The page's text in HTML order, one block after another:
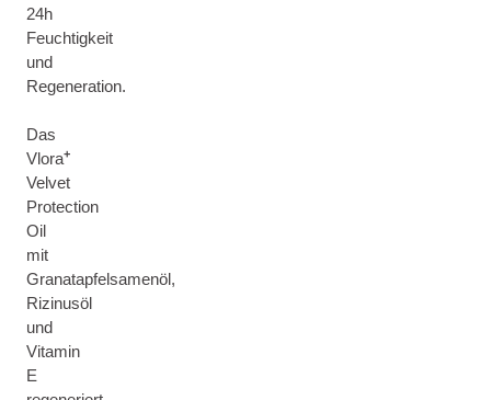
24h
Feuchtigkeit
und
Regeneration.
Das
Vlora+
Velvet
Protection
Oil
mit
Granatapfelsamenöl,
Rizinusöl
und
Vitamin
E